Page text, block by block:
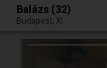
Egy jó randiból bármi lehet.
Balázs (32)
Budapest, XI.